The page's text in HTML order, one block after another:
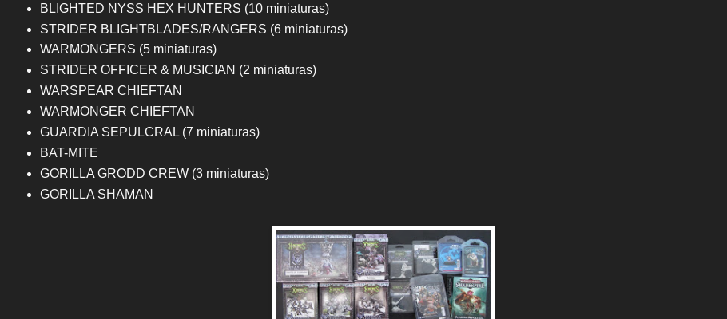
BLIGHTED NYSS HEX HUNTERS (10 miniaturas)
STRIDER BLIGHTBLADES/RANGERS (6 miniaturas)
WARMONGERS (5 miniaturas)
STRIDER OFFICER & MUSICIAN (2 miniaturas)
WARSPEAR CHIEFTAN
WARMONGER CHIEFTAN
GUARDIA SEPULCRAL (7 miniaturas)
BAT-MITE
GORILLA GRODD CREW (3 miniaturas)
GORILLA SHAMAN